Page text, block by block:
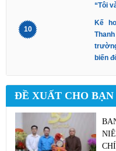
“Tôi
10
Kế
biến
ĐỀ XUẤT CHO BẠN